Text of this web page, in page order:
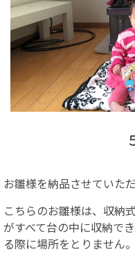
お雛様を納品させていた
こちらのお雛様は、収納
がすべて台の中に収納で
る際に場所をとりません。